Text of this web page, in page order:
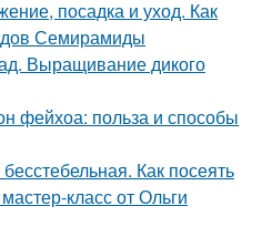
посадка и уход. Как
Семирамиды
Выращивание дикого
фейхоа: польза и способы
Как посеять
класс от Ольги